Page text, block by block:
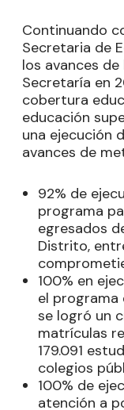
Continuando
Secretaria de
los avances
Secretaría en
cobertura
educación
una ejecución
avances de
92% de
programa
egresados
Distrito,
100% en
el programa
se logró un
matrículas
179.091
colegios
100% de
atención a